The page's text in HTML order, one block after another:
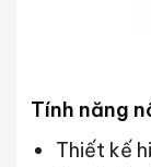
Tính năng
Thiết kế